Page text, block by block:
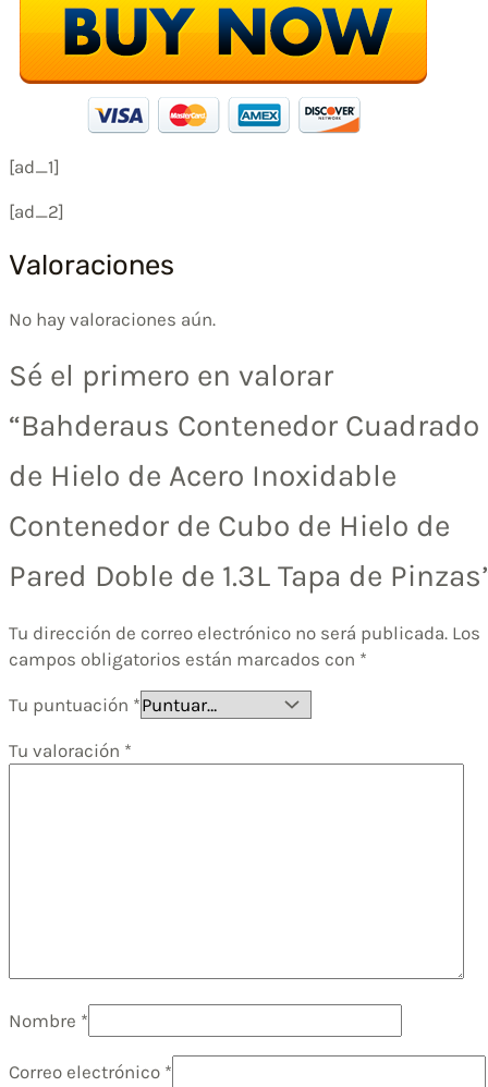
[ad_1]
[ad_2]
Valoraciones
No hay valoraciones aún.
Sé el primero en valorar
“Bahderaus Contenedor Cuadrado
de Hielo de Acero Inoxidable
Contenedor de Cubo de Hielo de
Pared Doble de 1.3L Tapa de
Tu dirección de correo electrónico no será publicada. Los
campos obligatorios están marcados con *
Tu puntuación *
Tu valoración *
Nombre *
Correo electrónico *